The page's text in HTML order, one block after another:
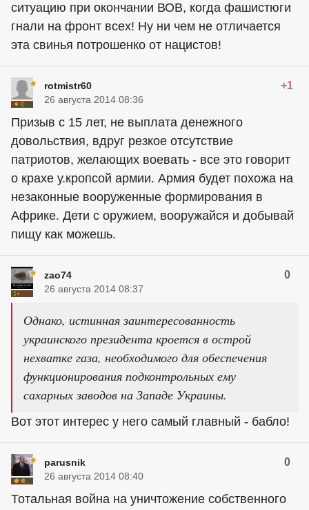
ситуацию при окончании ВОВ, когда фашистюги
гнали на фронт всех! Ну ни чем не отличается
эта свинья потрошенко от нацистов!
rotmistr60 +1
26 августа 2014 08:36
Призыв с 15 лет, не выплата денежного
довольствия, вдруг резкое отсутствие
патриотов, желающих воевать - все это говорит
о крахе у.кропсой армии. Армия будет похожа на
незаконные вооруженные формирования в
Африке. Дети с оружием, вооружайся и добывай
пищу как можешь.
zao74 0
26 августа 2014 08:37
Однако, истинная заинтересованность
украинского президента кроется в острой
нехватке газа, необходимого для обеспечения
функционирования подконтрольных ему
сахарных заводов на Западе Украины.
Вот этот интерес у него самый главный - бабло!
parusnik 0
26 августа 2014 08:40
Тотальная война на уничтожение собственного